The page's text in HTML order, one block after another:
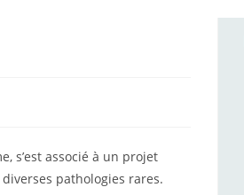
s’est associé à un projet
pathologies rares.